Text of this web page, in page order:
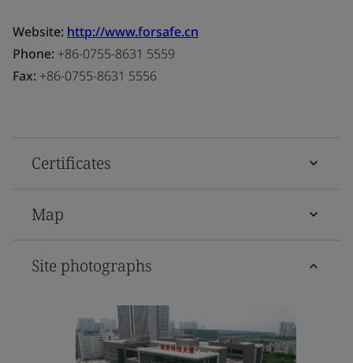
Website: http://www.forsafe.cn
Phone: +86-0755-8631 5559
Fax: +86-0755-8631 5556
Certificates
Map
Site photographs